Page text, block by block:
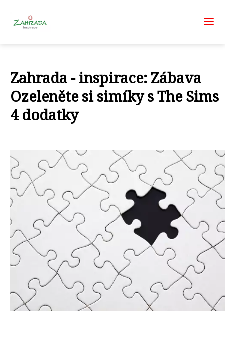
Zahrada - inspirace: Zábava
Ozeleněte si simíky s The Sims
4 dodatky